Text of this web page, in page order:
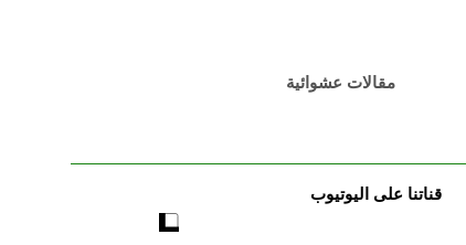
مقالات عشوائية
قناتنا على اليوتيوب